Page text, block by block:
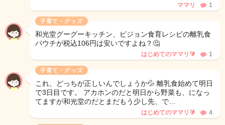
ママリ 1
子育て・グッズ
和光堂グーグーキッチン、ピジョン食育レシピの離乳食
パウチが税込106円は安いですよね？🤔
はじめてのママリ🔰 1
子育て・グッズ
これ、どっちが正しいんでしょうか💦 離乳食始めて明日
で3日目です。 アカホンのだと明日から野菜も、になっ
てますが和光堂のだとまだもう少し先、で…
はじめてのママリ🔰 4